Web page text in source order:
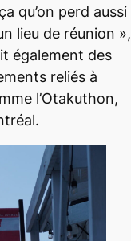
qu’on perd aussi
lieu de réunion »,
également des
reliés à
l’Otakuthon,